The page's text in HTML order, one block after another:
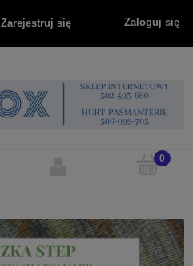
Zarejestruj się Zaloguj się